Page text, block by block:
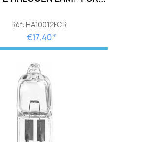
Réf: HA10012FCR
€17.40 HT